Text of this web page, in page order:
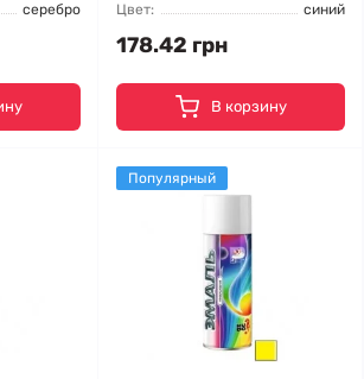
серебро
Цвет:
синий
178.42 грн
В корзину
Популярный